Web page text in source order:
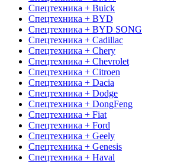
Спецтехника + Buick
Спецтехника + BYD
Спецтехника + BYD SONG
Спецтехника + Cadillac
Спецтехника + Chery
Спецтехника + Chevrolet
Спецтехника + Citroen
Спецтехника + Dacia
Спецтехника + Dodge
Спецтехника + DongFeng
Спецтехника + Fiat
Спецтехника + Ford
Спецтехника + Geely
Спецтехника + Genesis
Спецтехника + Haval